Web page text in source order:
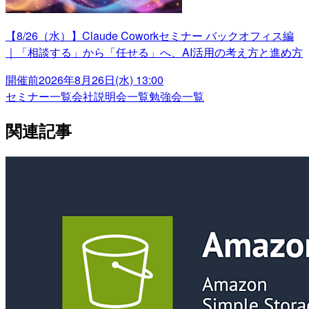
【8/26（水）】Claude Coworkセミナー バックオフィス編
｜「相談する」から「任せる」へ、AI活用の考え方と進め方
開催前2026年8月26日(水) 13:00
セミナー一覧会社説明会一覧勉強会一覧
関連記事